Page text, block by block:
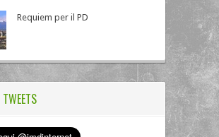
Requiem per il PD